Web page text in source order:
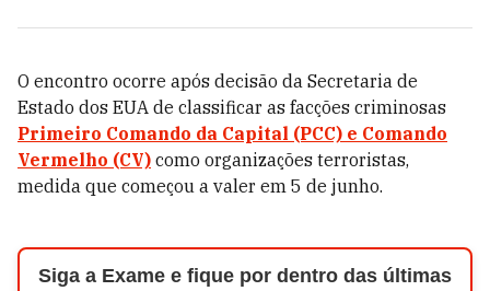
O encontro ocorre após decisão da Secretaria de
Estado dos EUA de classificar as facções criminosas
Primeiro Comando da Capital (PCC) e Comando
Vermelho (CV) como organizações terroristas,
medida que começou a valer em 5 de junho.
Siga a Exame e fique por dentro das últimas